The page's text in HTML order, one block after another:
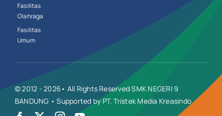
Fasilitas
Olahraga
Fasilitas
Umum
© 2012 - 2026• All Rights Reserved SMK NEGERI 9
BANDUNG • Supported by PT. Tristek Media Kreasindo